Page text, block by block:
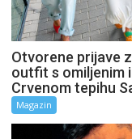
Otvorene prijave
outfit s omiljenim
Crvenom tepihu
Magazin